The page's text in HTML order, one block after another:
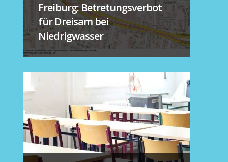
Freiburg: Betretungsverbot
für Dreisam bei
Niedrigwasser